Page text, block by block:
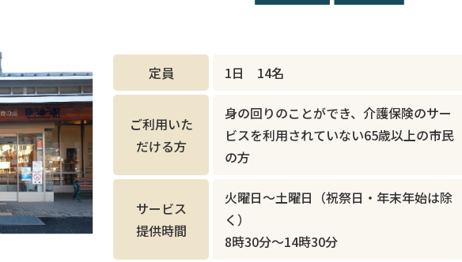
定員 1日 14名
ご利用いた
だける方
身の回りのことができ、介護保険のサー
ビスを利用されていない65歳以上の市民
の方
サービス
提供時間
火曜日～土曜日 （祝祭日・年末年始は除
く）
8時30分～14時30分